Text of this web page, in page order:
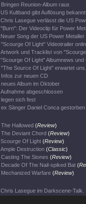
Bringen Reunion-Album raus
US Kultband gibt Auflösung
Chris Lasegue verlässt die US
"Burn": Der Videoclip für Power
Neuer Song der US Power Metaller
"Scourge Of Light" Videotrailer
Artwork und Tracklist von
"Scourge Of Light" Albumnews und
"The Source Of Light" erwartet uns.
Infos zur neuen CD
neues Album im Oktober
Aufnahme abgeschlossen
legen sich fest
ex Sänger Daniel Conca gestorben
The Hallowed (Review)
The Deviant Chord (Review)
Scourge Of Light (Review)
Ample Destruction (Classic)
Casting The Stones (Review)
Decade Of The Nail-spiked Bat (
Mechanized Warfare (Review)
Chris Lasegue im Darkscene-Talk.